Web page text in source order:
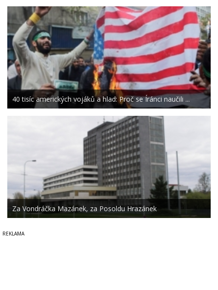
40 tisíc amerických vojáků a hlad: Proč se Íránci naučili ...
Za Vondráčka Mazánek, za Posoldu Hrazánek